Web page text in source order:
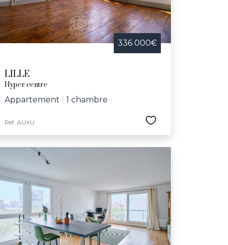
une maison à vendre dans une ville
336 000€
LILLE
Hyper centre
Appartement 1 chambre
Réf. AUXU